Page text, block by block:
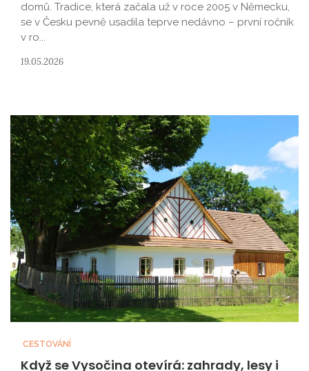
domů. Tradice, která začala už v roce 2005 v Německu,
se v Česku pevně usadila teprve nedávno – první ročník
v ro...
19.05.2026
CESTOVÁNÍ
Když se Vysočina otevírá: zahrady, lesy i